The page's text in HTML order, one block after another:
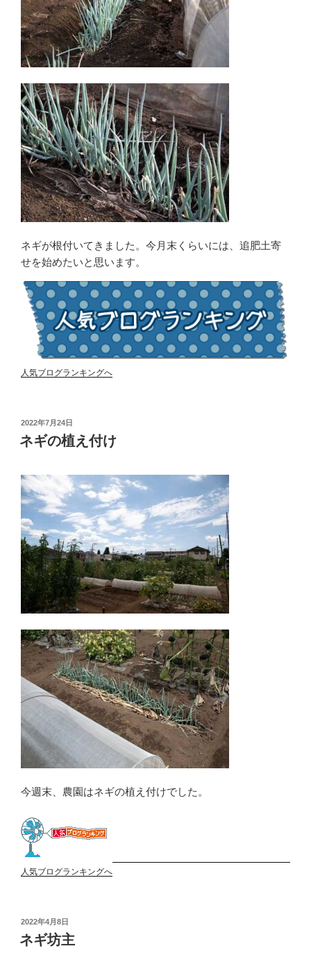
ネギが根付いてきました。今月末くらいには、追肥土寄
せを始めたいと思います。
人気ブログランキングへ
投
稿
日:
2022年7月24日
ネギの植え付け
今週末、農園はネギの植え付けでした。
人気ブログランキングへ
投
稿
日:
2022年4月8日
ネギ坊主